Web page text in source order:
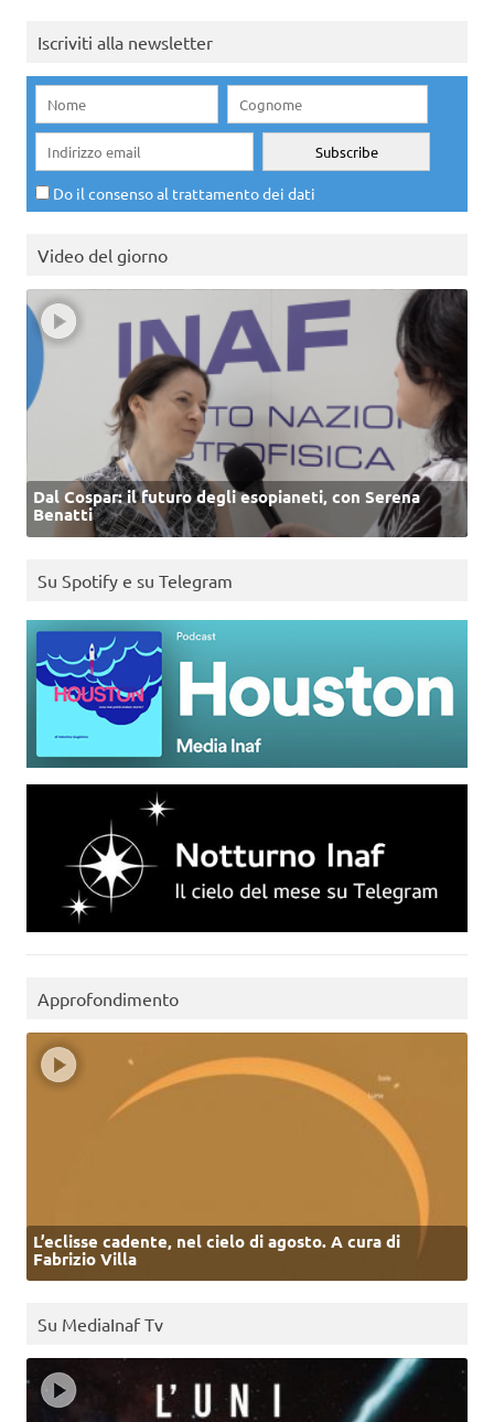
Iscriviti alla newsletter
Do il consenso al trattamento dei dati
Video del giorno
Dal Cospar: il futuro degli esopianeti, con Serena
Benatti
Su Spotify e su Telegram
Approfondimento
L’eclisse cadente, nel cielo di agosto. A cura di
Fabrizio Villa
Su MediaInaf Tv